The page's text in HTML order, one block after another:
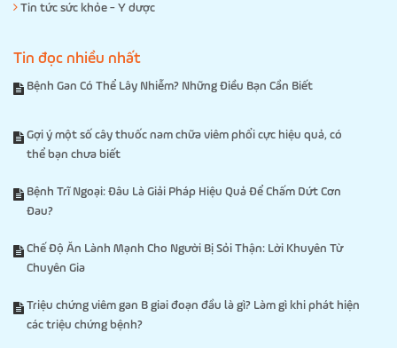
Tin tức sức khỏe - Y dược
Tin đọc nhiều nhất
Bệnh Gan Có Thể Lây Nhiễm? Những Điều Bạn Cần Biết
Gợi ý một số cây thuốc nam chữa viêm phổi cực hiệu quả, có
thể bạn chưa biết
Bệnh Trĩ Ngoại: Đâu Là Giải Pháp Hiệu Quả Để Chấm Dứt Cơn
Đau?
Chế Độ Ăn Lành Mạnh Cho Người Bị Sỏi Thận: Lời Khuyên Từ
Chuyên Gia
Triệu chứng viêm gan B giai đoạn đầu là gì? Làm gì khi phát hiện
các triệu chứng bệnh?